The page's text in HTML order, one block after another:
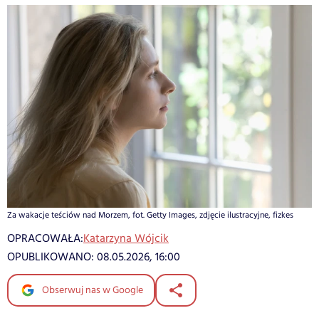
Za wakacje teściów nad Morzem, fot. Getty Images, zdjęcie ilustracyjne, fizkes
OPRACOWAŁA:Katarzyna Wójcik
OPUBLIKOWANO: 08.05.2026, 16:00
Obserwuj nas w Google